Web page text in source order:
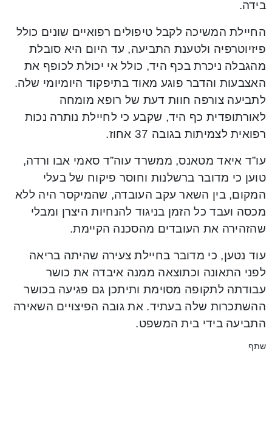
בידה.
החיילת המשיכה לקבל טיפולים רפואיים שונים כולל
פיזיוטרפיה ולטענת התביעה, עד היום היא סובלת
מהגבלה ניכרת בכף היד, כולל אי יכולת לכופף את
האצבעות והדבר פוגע מאוד בתיפקוד היומיומי שלה.
לתביעה צורפה חוות דעת של רופא מומחה
לאורתופדית כף היד, שקבע כי לחיילת נותרה נכות
רפואית לצמיתות בגובה 37 אחוז.
עו”ד איאד מטאנס, ממשרד עוה”ד סאמי אבו ורדה,
טוען כי מדובר ברשלנות וחוסר פיקוח של בעלי
המקום, בין השאר עקב העובדה, שהמיקסר היה ללא
מכסה ועבד כל הזמן בניגוד להנחיות היצרן ומבלי
שהזהירה את העובדים מהסכנה הקיימת.
עוד נטען, כי מדובר בחיילת צעירה שהיתה בריאה
לפני התאונה וכתוצאה ממנה איבדה את כושר
עבודתה לתקופה מסוימת ותיתכן גם פגיעה בכושר
ההשתכרות שלה בעתיד. את גובה הפיצויים השאירה
התביעה בידי בית המשפט.
שתף